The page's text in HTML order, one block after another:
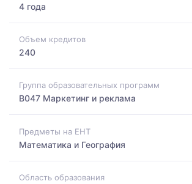
4 года
Объем кредитов
240
Группа образовательных программ
B047 Маркетинг и реклама
Предметы на ЕНТ
Математика и География
Область образования